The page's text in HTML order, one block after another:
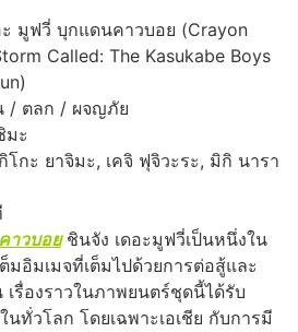
ะ มูฟวี่ บุกแดนคาวบอย (Crayon
Called: The Kasukabe Boys
/ ตลก / ผจญภัย
มะ
โกะ ยาจิมะ, เคจิ ฟุจิวะระ, มิกิ นารา
าวบอยชินจัง เดอะมูฟวี่เป็นหนึ่งใน
อิมเมจที่เต็มไปด้วยการต่อสู้และ
รื่องราวในภาพยนตร์ชุดนี้ได้รับ
ทั่วโลก โดยเฉพาะเอเชีย กับการมี